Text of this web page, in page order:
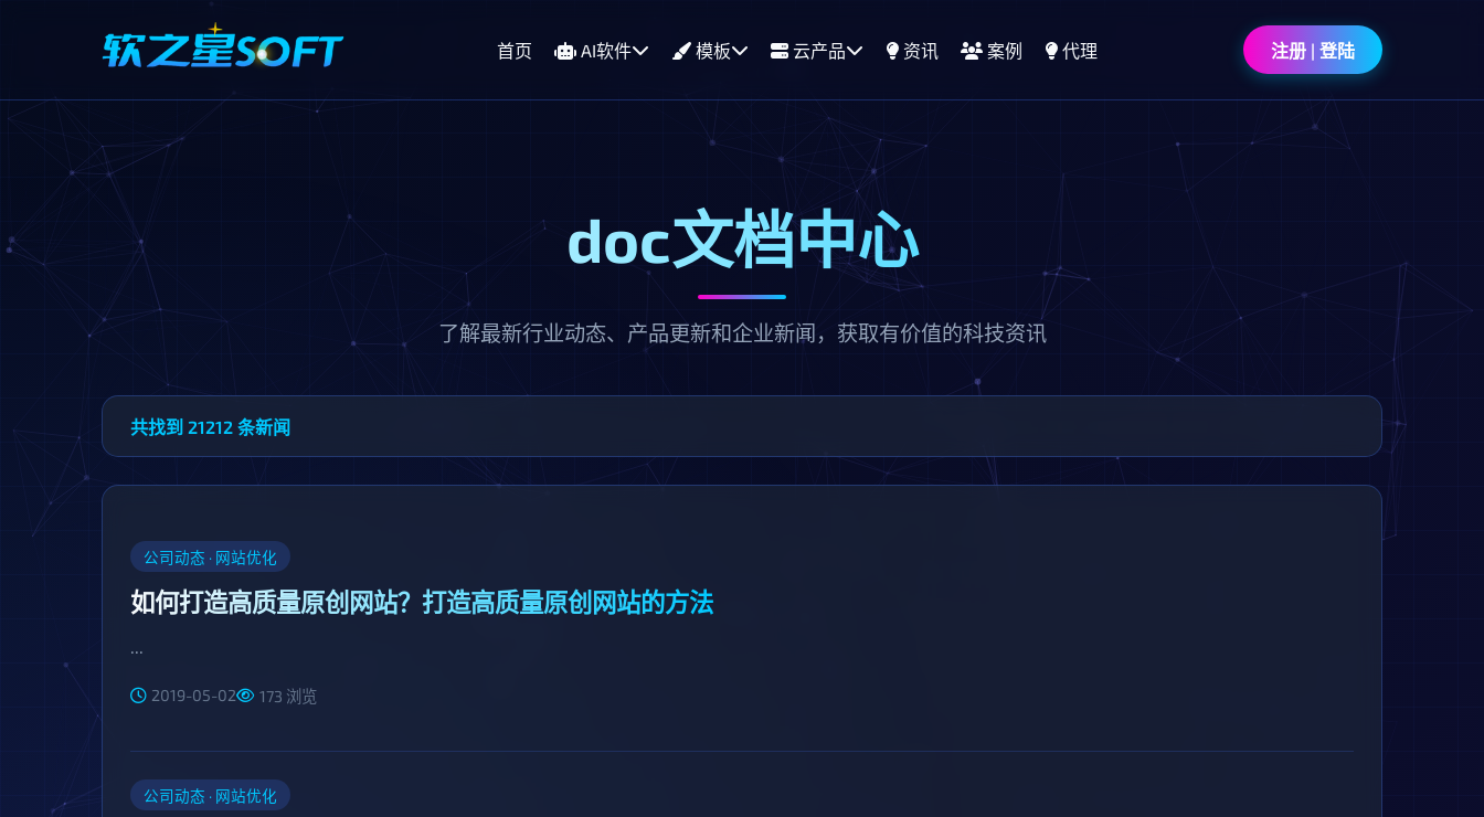
首页 AI软件 模板 云产品 资讯 案例 代理 注册 | 登陆
doc文档中心
了解最新行业动态、产品更新和企业新闻，获取有价值的科技资讯
共找到 21212 条新闻
公司动态 · 网站优化
如何打造高质量原创网站？打造高质量原创网站的方法
...
2019-05-02 173 浏览
公司动态 · 网站优化